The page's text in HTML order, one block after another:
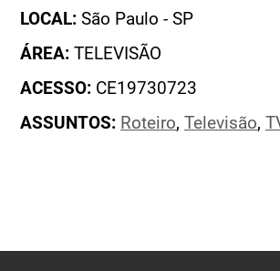
LOCAL: São Paulo - SP
ÁREA: TELEVISÃO
ACESSO: CE19730723
ASSUNTOS: Roteiro, Televisão,